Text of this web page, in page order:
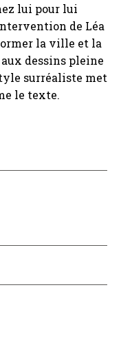
lui pour lui
de Léa
la ville et la
dessins pleine
surréaliste met
le texte.